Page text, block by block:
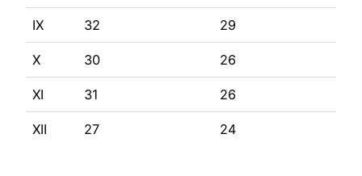
IX 32 29
X 30 26
XI 31 26
XII 27 24